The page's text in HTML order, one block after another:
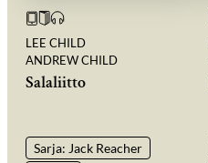
LEE CHILD
ANDREW CHILD
Salaliitto
Sarja: Jack Reacher